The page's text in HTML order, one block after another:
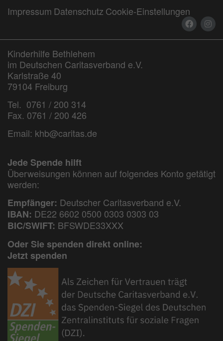
Impressum Datenschutz Cookie-Einstellungen
Kinderhilfe Bethlehem
im Deutschen Caritasverband e.V.
Karlstraße 40
79104 Freiburg
Tel. 0761 / 200 314
Fax. 0761 / 200 426
Email: khb@caritas.de
Jede Spende hilft
Überweisungen können auf folgendes Konto getätigt
werden:
Empfänger: Deutscher Caritasverband e.V.
IBAN: DE22 6602 0500 0303 0303 03
BIC/SWIFT: BFSWDE33XXX
Oder Sie spenden direkt online:
Jetzt spenden